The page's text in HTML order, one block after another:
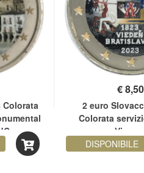
Colorata
€8,50
2 euro
Colorata
espresso
DISPONIBILE